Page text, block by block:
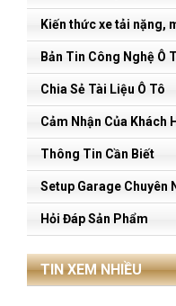
Kiến thức xe tải nặng,
Bản Tin Công Nghệ Ô
Chia Sẻ Tài Liệu Ô Tô
Cảm Nhận Của Khách
Thông Tin Cần Biết
Setup Garage Chuyên
Hỏi Đáp Sản Phẩm
TIN XEM NHIỀU